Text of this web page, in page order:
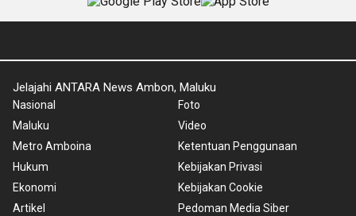
Jelajahi ANTARA News Ambon, Maluku
Nasional
Maluku
Metro Amboina
Hukum
Ekonomi
Artikel
Foto
Video
Ketentuan Penggunaan
Kebijakan Privasi
Kebijakan Cookie
Pedoman Media Siber